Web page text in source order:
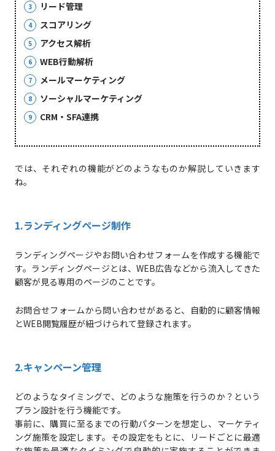
リード管理
スコアリング
アクセス解析
WEB行動解析
メールマーケティング
ソーシャルマーケティング
CRM・SFA連携
では、それぞれの機能がどのようなものか解説していきます
ね。
1.ランディングページ制作
ランディングページやお問い合わせフォームを作成する機能で
す。ランディングページとは、WEB広告などから流入してきた
顧客が見る専用のページのことです。
お問合せフォームから問い合わせがあると、自動的に顧客情報
とWEB閲覧履歴が紐づけられて登録されます。
2.キャンペーン管理
どのようなタイミングで、どのような施策を行うのか？という
プラン設計を行う機能です。
事前に、購買に至るまでの行動パターンを想定し、マーケティ
ング施策を設定します。その設定をもとに、リードごとに最適